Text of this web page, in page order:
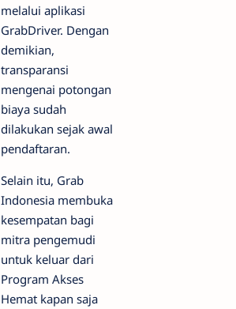
melalui aplikasi
GrabDriver. Dengan
demikian,
transparansi
mengenai potongan
biaya sudah
dilakukan sejak awal
pendaftaran.
Selain itu, Grab
Indonesia membuka
kesempatan bagi
mitra pengemudi
untuk keluar dari
Program Akses
Hemat kapan saja